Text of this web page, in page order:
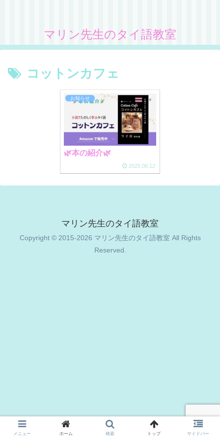
マリン先生のタイ語教室
コットンカフェ
お知らせ
🌿本の紹介🌿
2025.06.12
マリン先生のタイ語教室
Copyright © 2015-2026 マリン先生のタイ語教室 All Rights
Reserved.
メニュー ホーム 検索 トップ サイドバー